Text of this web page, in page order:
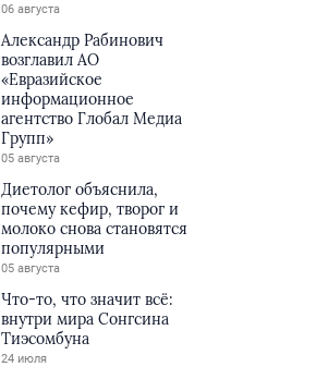
06 августа
Александр Рабинович
возглавил АО
«Евразийское
информационное
агентство Глобал Медиа
Групп»
05 августа
Диетолог объяснила,
почему кефир, творог и
молоко снова становятся
популярными
05 августа
Что-то, что значит всё:
внутри мира Сонгсина
Тиэсомбуна
24 июля